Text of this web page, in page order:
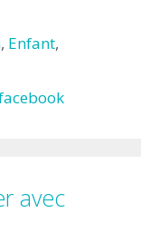
, Enfant,
avec